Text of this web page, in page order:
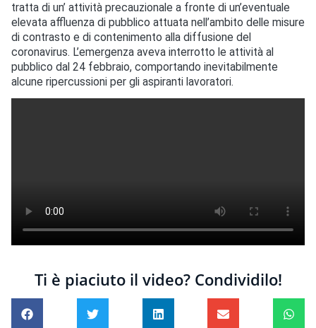
tratta di un’ attività precauzionale a fronte di un’eventuale
elevata affluenza di pubblico attuata nell’ambito delle misure
di contrasto e di contenimento alla diffusione del
coronavirus. L’emergenza aveva interrotto le attività al
pubblico dal 24 febbraio, comportando inevitabilmente
alcune ripercussioni per gli aspiranti lavoratori.
Ti è piaciuto il video? Condividilo!